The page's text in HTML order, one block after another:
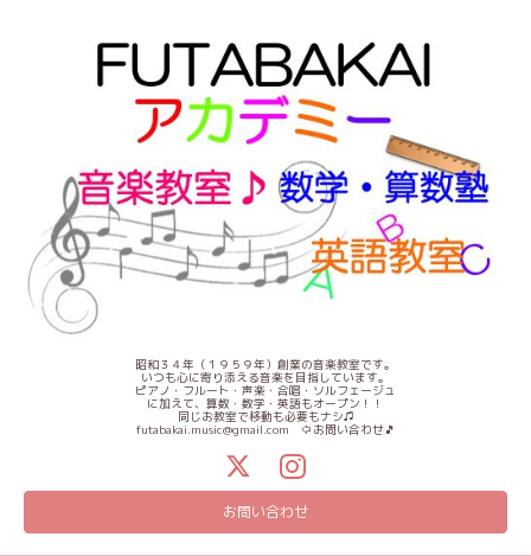
昭和３４年（１９５９年）創業の音楽教室です。
いつも心に寄り添える音楽を目指しています。
ピアノ・フルート・声楽・合唱・ソルフェージュ
に加えて、算数・数学・英語もオープン！！
同じお教室で移動も必要もナシ♫
futabakai.music@gmail.com ⇦お問い合わせ🎵
お問い合わせ